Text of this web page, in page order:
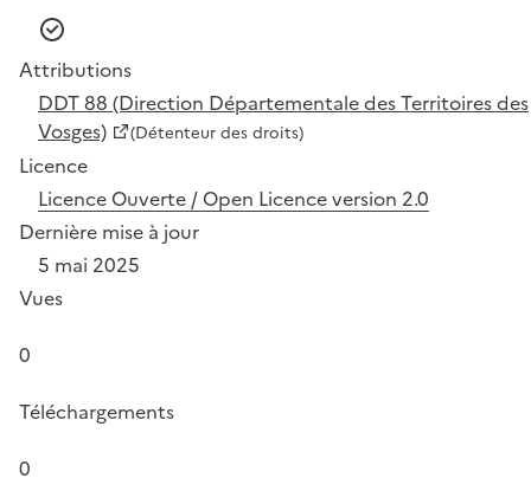
Attributions
DDT 88 (Direction Départementale des Territoires des
Vosges)
(Détenteur des droits)
Licence
Licence Ouverte / Open Licence version 2.0
Dernière mise à jour
5 mai 2025
Vues
0
Téléchargements
0